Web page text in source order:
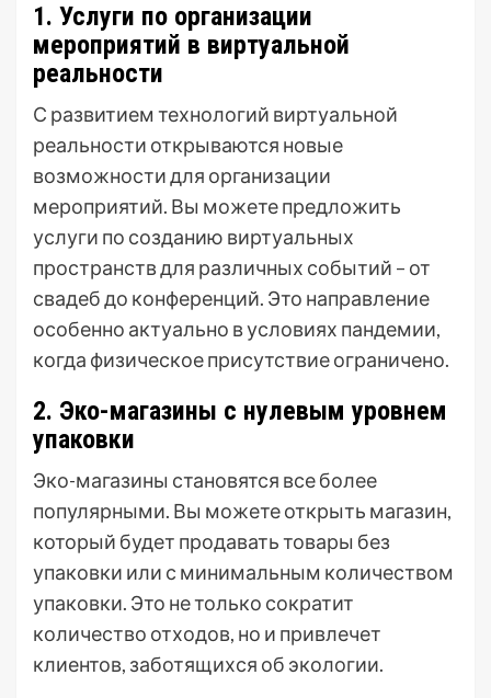
1. Услуги по организации
мероприятий в виртуальной
реальности
С развитием технологий виртуальной
реальности открываются новые
возможности для организации
мероприятий. Вы можете предложить
услуги по созданию виртуальных
пространств для различных событий – от
свадеб до конференций. Это направление
особенно актуально в условиях пандемии,
когда физическое присутствие ограничено.
2. Эко-магазины с нулевым уровнем
упаковки
Эко-магазины становятся все более
популярными. Вы можете открыть магазин,
который будет продавать товары без
упаковки или с минимальным количеством
упаковки. Это не только сократит
количество отходов, но и привлечет
клиентов, заботящихся об экологии.